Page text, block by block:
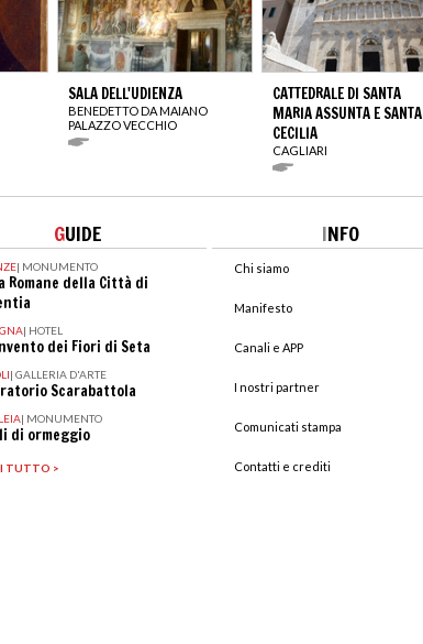
SALA DELL'UDIENZA
BENEDETTO DA MAIANO
PALAZZO VECCHIO
CATTEDRALE DI SANTA
MARIA ASSUNTA E SANTA
CECILIA
CAGLIARI
GUIDE
| MONUMENTO
Romane della Città di
| HOTEL
dei Fiori di Seta
| GALLERIA D'ARTE
Scarabattola
| MONUMENTO
di ormeggio
TUTTO >
INFO
Chi siamo
Manifesto
Canali e APP
I nostri partner
Comunicati stampa
Contatti e crediti